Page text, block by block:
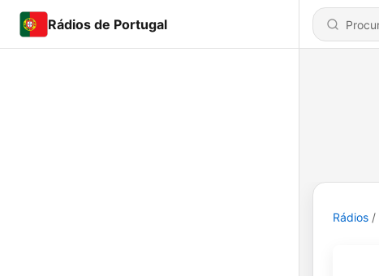
Rádios de Portugal
Rádios